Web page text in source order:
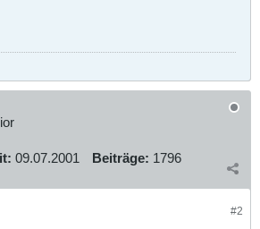
09.07.2001 Beiträge: 1796
#2